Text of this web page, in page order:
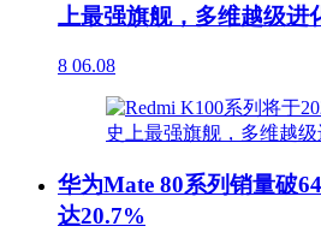
上最强旗舰，多维越级进
8 06.08
华为Mate 80系列销量破
达20.7%